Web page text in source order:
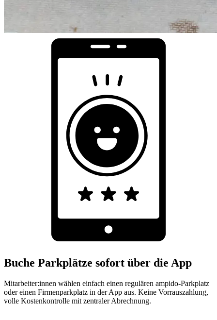
Buche Parkplätze sofort über die App
Mitarbeiter:innen wählen einfach einen regulären ampido-Parkplatz
oder einen Firmenparkplatz in der App aus. Keine Vorrauszahlung,
volle Kostenkontrolle mit zentraler Abrechnung.